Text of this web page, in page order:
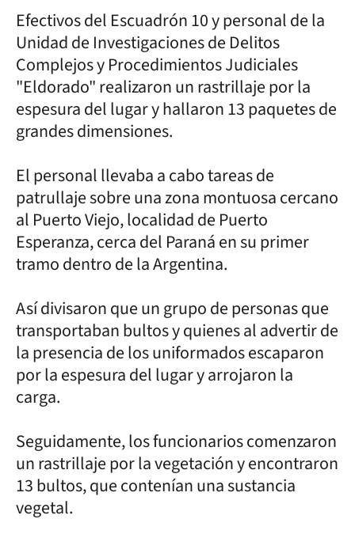
Efectivos del Escuadrón 10 y personal de la
Unidad de Investigaciones de Delitos
Complejos y Procedimientos Judiciales
"Eldorado" realizaron un rastrillaje por la
espesura del lugar y hallaron 13 paquetes de
grandes dimensiones.
El personal llevaba a cabo tareas de
patrullaje sobre una zona montuosa cercano
al Puerto Viejo, localidad de Puerto
Esperanza, cerca del Paraná en su primer
tramo dentro de la Argentina.
Así divisaron que un grupo de personas que
transportaban bultos y quienes al advertir de
la presencia de los uniformados escaparon
por la espesura del lugar y arrojaron la
carga.
Seguidamente, los funcionarios comenzaron
un rastrillaje por la vegetación y encontraron
13 bultos, que contenían una sustancia
vegetal.